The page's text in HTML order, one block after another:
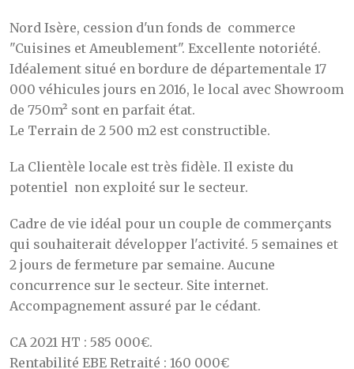
Nord Isère, cession d'un fonds de commerce
"Cuisines et Ameublement". Excellente notoriété.
Idéalement situé en bordure de départementale 17
000 véhicules jours en 2016, le local avec Showroom
de 750m² sont en parfait état.
Le Terrain de 2 500 m2 est constructible.
La Clientèle locale est très fidèle. Il existe du
potentiel non exploité sur le secteur.
Cadre de vie idéal pour un couple de commerçants
qui souhaiterait développer l'activité. 5 semaines et
2 jours de fermeture par semaine. Aucune
concurrence sur le secteur. Site internet.
Accompagnement assuré par le cédant.
CA 2021 HT : 585 000€.
Rentabilité EBE Retraité : 160 000€